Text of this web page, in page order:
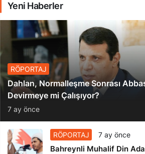
Yeni Haberler
RÖPORTAJ
Dahlan, Normalleşme Sonrası
Devirmeye mi Çalışıyor?
7 ay önce
RÖPORTAJ 7 ay önce
Bahreynli Muhalif Din